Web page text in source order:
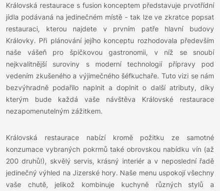
Královská restaurace s fusion konceptem představuje prvotřídní
jídla podávaná na jedinečném místě - tak lze ve zkratce popsat
restauraci, kterou najdete v prvním patře hlavní budovy
Královky. Při plánování jejího konceptu rozhodovala především
naše vášeň pro špičkovou gastronomii, v níž se snoubí
nejkvalitnější suroviny s moderní technologií přípravy pod
vedením zkušeného a výjimečného šéfkuchaře. Tuto vizi se nám
bezvýhradně podařilo naplnit a doplnit o další atributy, díky
kterým bude každá vaše návštěva Královské restaurace
nezapomenutelným zážitkem.
Královská restaurace nabízí kromě požitku ze samotné
konzumace vybraných pokrmů také obrovskou nabídku vín (až
200 druhů!), skvělý servis, krásný interiér a v neposlední řadě
jedinečný výhled na Jizerské hory. Naše menu uspokojí všechny
vaše chutě, jelikož kombinuje kuchyně různých stylů a